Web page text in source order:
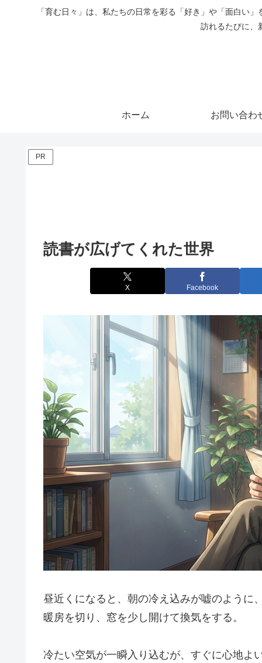
「育む日々」は、私たちの日常を彩る「好き」や「面白い
訪れるたびに、
ホーム お問い合わ
PR
読書が広げてくれた世界
X Facebook
昼近くになると、朝の冷え込みが嘘のように
暖房を切り、窓を少し開けて換気をする。
冷たい空気が一瞬入り込むが、すぐに心地よ